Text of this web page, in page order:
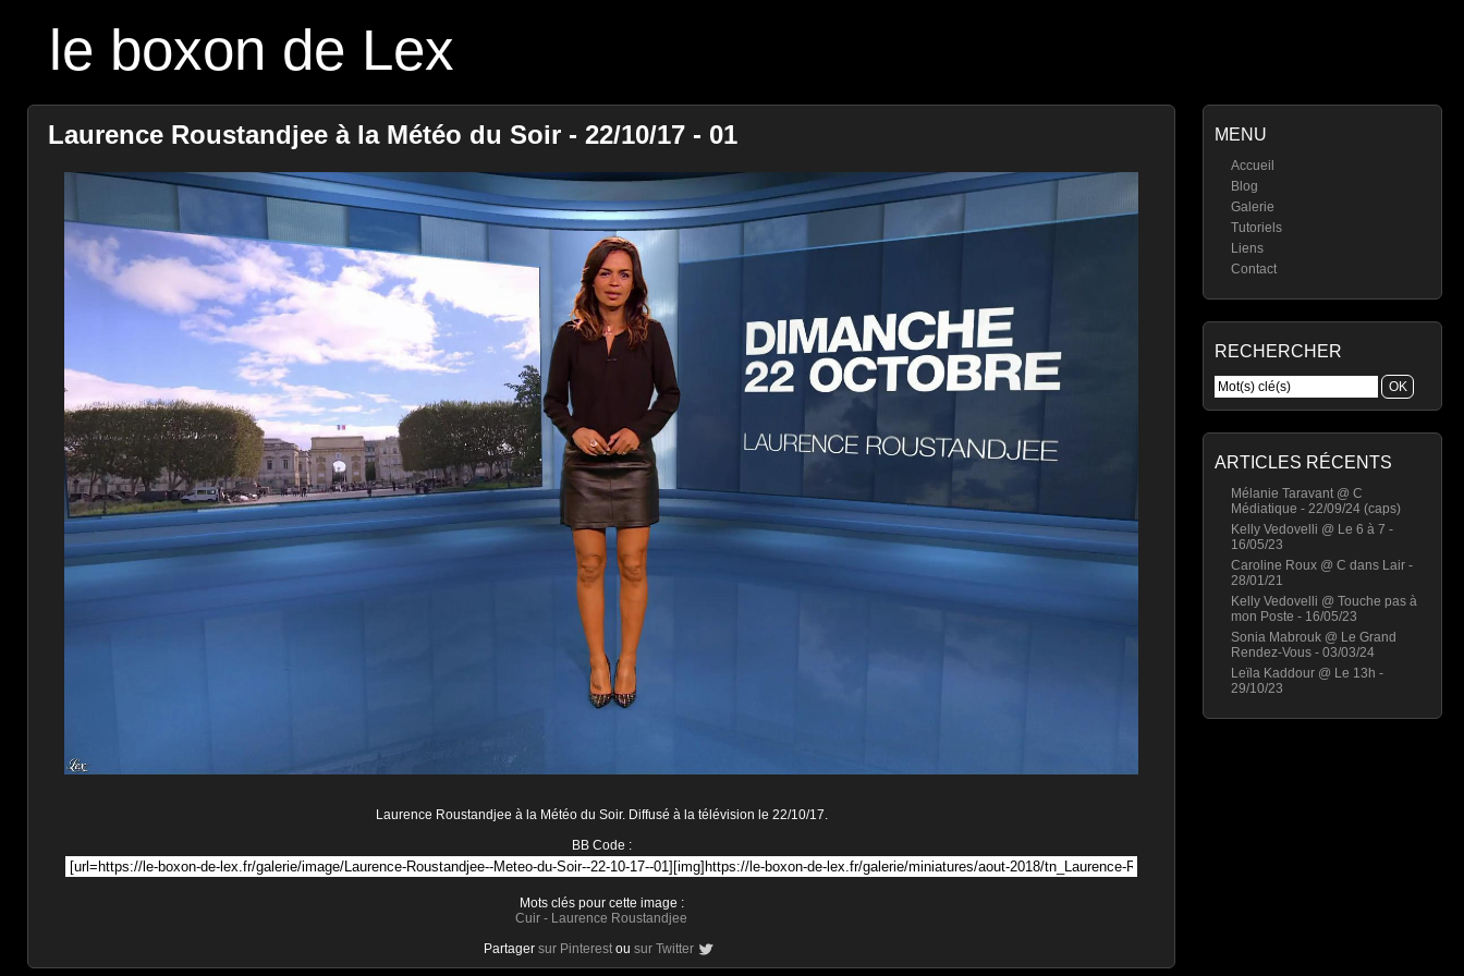
le boxon de Lex
MENU
Accueil
Blog
Galerie
Tutoriels
Liens
Contact
RECHERCHER
ARTICLES RÉCENTS
Mélanie Taravant @ C
Médiatique - 22/09/24 (caps)
Kelly Vedovelli @ Le 6 à 7 -
16/05/23
Caroline Roux @ C dans Lair -
28/01/21
Kelly Vedovelli @ Touche pas à
mon Poste - 16/05/23
Sonia Mabrouk @ Le Grand
Rendez-Vous - 03/03/24
Leïla Kaddour @ Le 13h -
29/10/23
Laurence Roustandjee à la Météo du Soir - 22/10/17 - 01
Laurence Roustandjee à la Météo du Soir. Diffusé à la télévision le 22/10/17.
BB Code :
Mots clés pour cette image :
Cuir - Laurence Roustandjee
Partager sur Pinterest ou sur Twitter